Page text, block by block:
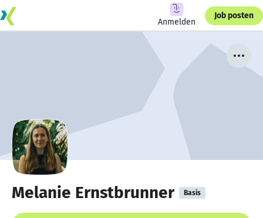
Anmelden
Job posten
Melanie Ernstbrunner Basis